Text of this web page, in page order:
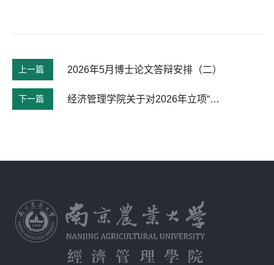
上一篇 2026年5月博士论文答辩安排（二）
下一篇 经济管理学院关于对2026年立项“SRT计划”项目进行中期检查的通知